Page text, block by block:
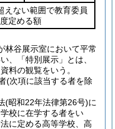
えない範囲で教育委員
定める額
谷展示室において平常
、「特別展示」とは、
料の観覧をいう。
(次項に該当する者を除
昭和22年法律第26号)に
校に在学する者をい
に定める高等学校、高